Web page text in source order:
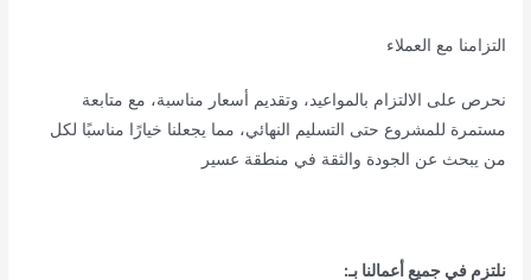
التزامنا مع العملاء
نحرص على الالتزام بالمواعيد، وتقديم أسعار مناسبة، مع متابعة
مستمرة للمشروع حتى التسليم النهائي، مما يجعلنا خيارًا مناسبًا لكل
من يبحث عن الجودة والثقة في منطقة عسير
نلتزم في جميع أعمالنا بـ: